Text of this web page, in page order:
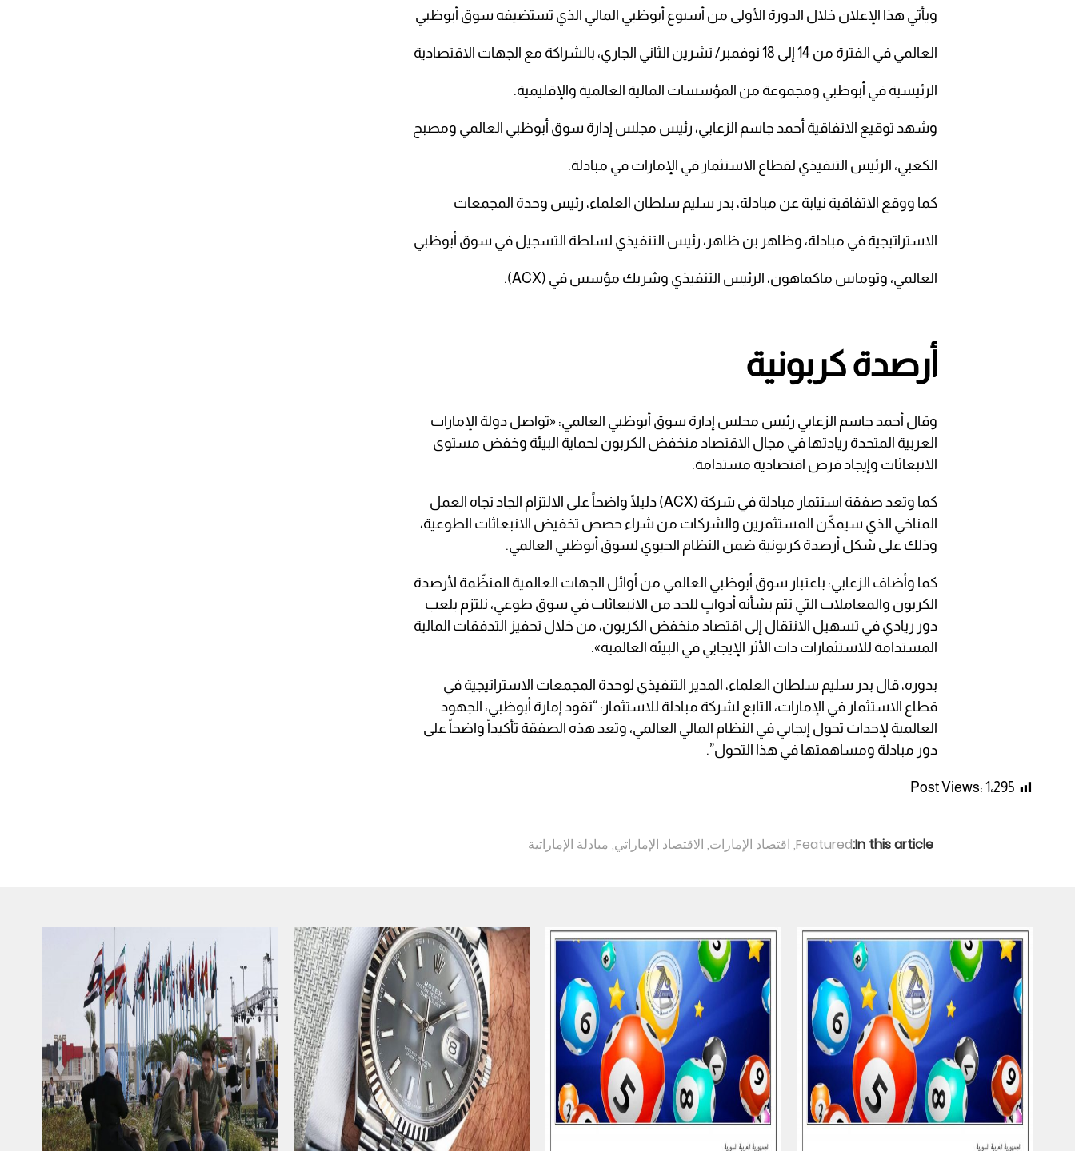
ويأتي هذا الإعلان خلال الدورة الأولى من أسبوع أبوظبي المالي الذي تستضيفه سوق أبوظبي
العالمي في الفترة من 14 إلى 18 نوفمبر/ تشرين الثاني الجاري، بالشراكة مع الجهات الاقتصادية
الرئيسية في أبوظبي ومجموعة من المؤسسات المالية العالمية والإقليمية.
وشهد توقيع الاتفاقية أحمد جاسم الزعابي، رئيس مجلس إدارة سوق أبوظبي العالمي ومصبح
الكعبي، الرئيس التنفيذي لقطاع الاستثمار في الإمارات في مبادلة.
كما ووقع الاتفاقية نيابة عن مبادلة، بدر سليم سلطان العلماء، رئيس وحدة المجمعات
الاستراتيجية في مبادلة، وظاهر بن ظاهر، رئيس التنفيذي لسلطة التسجيل في سوق أبوظبي
العالمي، وتوماس ماكماهون، الرئيس التنفيذي وشريك مؤسس في (ACX).
أرصدة كربونية
وقال أحمد جاسم الزعابي رئيس مجلس إدارة سوق أبوظبي العالمي: «تواصل دولة الإمارات
العربية المتحدة ريادتها في مجال الاقتصاد منخفض الكربون لحماية البيئة وخفض مستوى
الانبعاثات وإيجاد فرص اقتصادية مستدامة.
كما وتعد صفقة استثمار مبادلة في شركة (ACX) دليلًا واضحاً على الالتزام الجاد تجاه العمل
المناخي الذي سيمكّن المستثمرين والشركات من شراء حصص تخفيض الانبعاثات الطوعية،
وذلك على شكل أرصدة كربونية ضمن النظام الحيوي لسوق أبوظبي العالمي.
كما وأضاف الزعابي: باعتبار سوق أبوظبي العالمي من أوائل الجهات العالمية المنظّمة لأرصدة
الكربون والمعاملات التي تتم بشأنه أدواتٍ للحد من الانبعاثات في سوق طوعي، نلتزم بلعب
دور ريادي في تسهيل الانتقال إلى اقتصاد منخفض الكربون، من خلال تحفيز التدفقات المالية
المستدامة للاستثمارات ذات الأثر الإيجابي في البيئة العالمية».
بدوره، قال بدر سليم سلطان العلماء، المدير التنفيذي لوحدة المجمعات الاستراتيجية في
قطاع الاستثمار في الإمارات، التابع لشركة مبادلة للاستثمار: “تقود إمارة أبوظبي، الجهود
العالمية لإحداث تحول إيجابي في النظام المالي العالمي، وتعد هذه الصفقة تأكيداً واضحاً على
دور مبادلة ومساهمتها في هذا التحول”.
Post Views: 1٬295
In this article:
Featured
, اقتصاد الإمارات, الاقتصاد الإماراتي, مبادلة الإماراتية